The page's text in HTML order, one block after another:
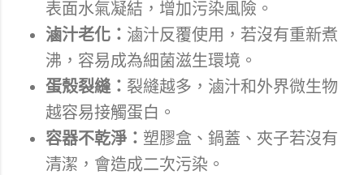
表面水氣凝結，增加污染風險。
滷汁老化： 滷汁反覆使用，若沒有重新煮
沸，容易成為細菌滋生環境。
蛋殼裂縫： 裂縫越多，滷汁和外界微生物
越容易接觸蛋白。
容器不乾淨： 塑膠盒、鍋蓋、夾子若沒有
清潔，會造成二次污染。